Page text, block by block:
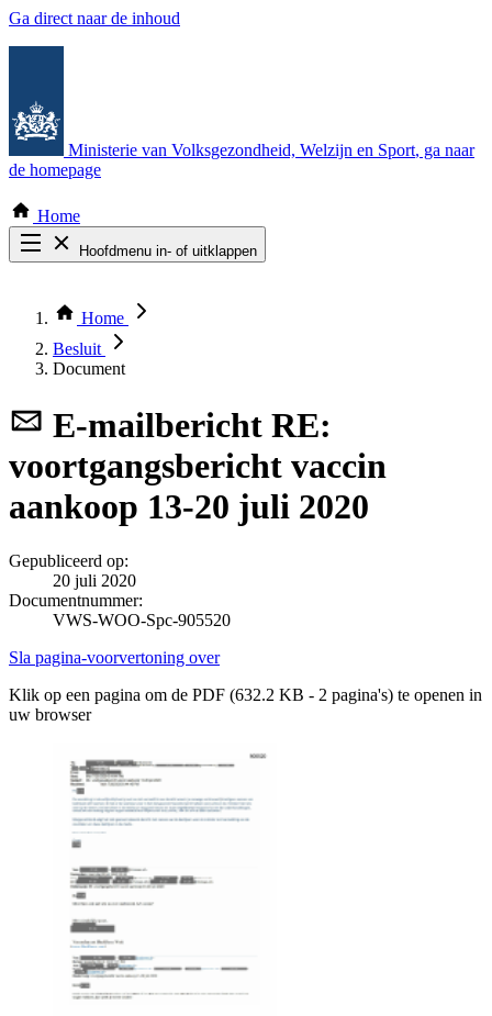
Ga direct naar de inhoud
Ministerie van Volksgezondheid, Welzijn en Sport, ga naar
de homepage
Home
Hoofdmenu in- of uitklappen
Thema COVID-19
Bekijk per bestuursorgaan
Home
Besluit
Document
E-mailbericht RE:
voortgangsbericht vaccin
aankoop 13-20 juli 2020
Gepubliceerd op:
20 juli 2020
Documentnummer:
VWS-WOO-Spc-905520
Sla pagina-voorvertoning over
Klik op een pagina om de PDF (632.2 KB - 2 pagina's) te openen in
uw browser